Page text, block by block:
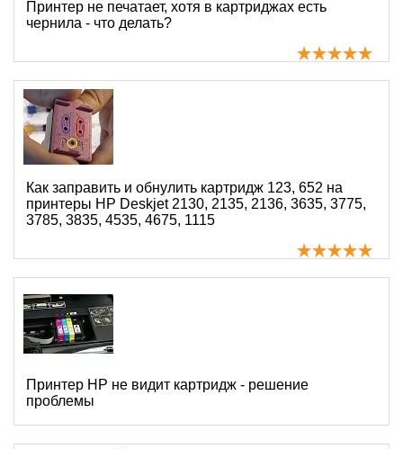
Принтер не печатает, хотя в картриджах есть
чернила - что делать?
Как заправить и обнулить картридж 123, 652 на
принтеры HP Deskjet 2130, 2135, 2136, 3635, 3775,
3785, 3835, 4535, 4675, 1115
Принтер HP не видит картридж - решение
проблемы